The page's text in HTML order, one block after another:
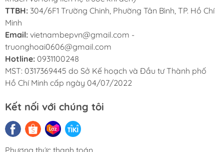
TTBH: 304/6F1 Trường Chinh, Phường Tân Bình, TP. Hồ Chí
Minh
Email: vietnambepvn@gmail.com -
truonghoai0606@gmail.com
Hotline: 0931100248
MST: 0317369445 do Sở Kế hoạch và Đầu tư Thành phố
Hồ Chí Minh cấp ngày 04/07/2022
Kết nối với chúng tôi
Phương thức thanh toán